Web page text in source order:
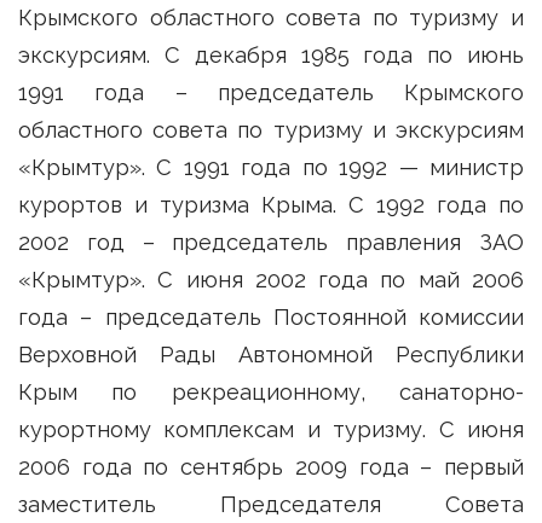
Крымского областного совета по туризму и
экскурсиям. С декабря 1985 года по июнь
1991 года – председатель Крымского
областного совета по туризму и экскурсиям
«Крымтур». С 1991 года по 1992 — министр
курортов и туризма Крыма. С 1992 года по
2002 год – председатель правления ЗАО
«Крымтур». С июня 2002 года по май 2006
года – председатель Постоянной комиссии
Верховной Рады Автономной Республики
Крым по рекреационному, санаторно-
курортному комплексам и туризму. С июня
2006 года по сентябрь 2009 года – первый
заместитель Председателя Совета